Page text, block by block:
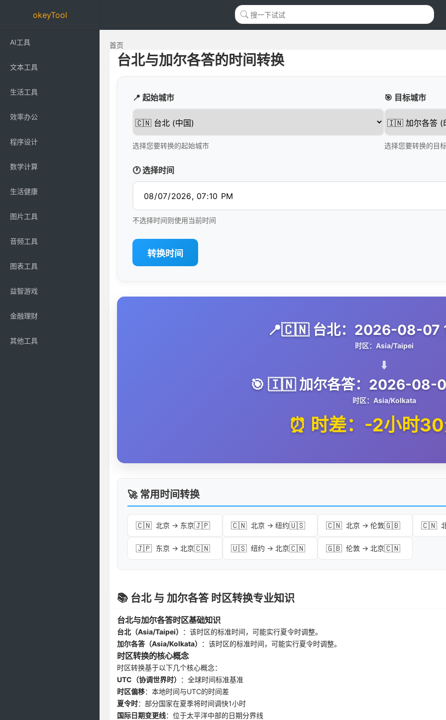
okeyTool
AI工具
文本工具
生活工具
效率办公
程序设计
数学计算
生活健康
图片工具
音频工具
图表工具
益智游戏
金融理财
其他工具
首页
台北与加尔各答的时间转换
📍 起始城市
选择您要转换的起始城市
🎯 目标城市
选择您要转换的目
🕐 选择时间
不选择时间则使用当前时间
转换时间
📍🇨🇳 台北：2026-08-07
时区：Asia/Taipei
⬇️
🎯 🇮🇳 加尔各答：2026-08-
时区：Asia/Kolkata
⏰ 时差：-2小时
🚀 常用时间转换
🇨🇳 北京 → 东京🇯🇵 🇨🇳 北京 → 纽约🇺🇸 🇨🇳 北京 → 伦敦🇬🇧 🇨🇳
🇯🇵 东京 → 北京🇨🇳 🇺🇸 纽约 → 北京🇨🇳 🇬🇧 伦敦 → 北京🇨🇳
📚 台北 与 加尔各答 时区转换专业知识
台北与加尔各答时区基础知识
台北（Asia/Taipei）
：该时区的标准时间，可能实行夏令时调整。
加尔各答（Asia/Kolkata）
：该时区的标准时间，可能实行夏令时调整。
时区转换的核心概念
时区转换基于以下几个核心概念：
UTC（协调世界时）
：全球时间标准基准
时区偏移：本地时间与UTC的时间差
夏令时：部分国家在夏季将时间调快1小时
国际日期变更线：位于太平洋中部的日期分界线